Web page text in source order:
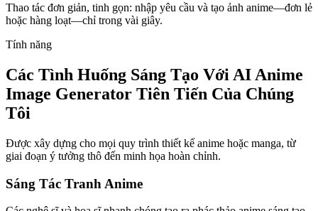
Thao tác đơn giản, tinh gọn: nhập yêu cầu và tạo ảnh anime—đơn lẻ
hoặc hàng loạt—chỉ trong vài giây.
Tính năng
Các Tình Huống Sáng Tạo Với AI Anime
Image Generator Tiên Tiến Của Chúng
Tôi
Được xây dựng cho mọi quy trình thiết kế anime hoặc manga, từ
giai đoạn ý tưởng thô đến minh họa hoàn chỉnh.
Sáng Tác Tranh Anime